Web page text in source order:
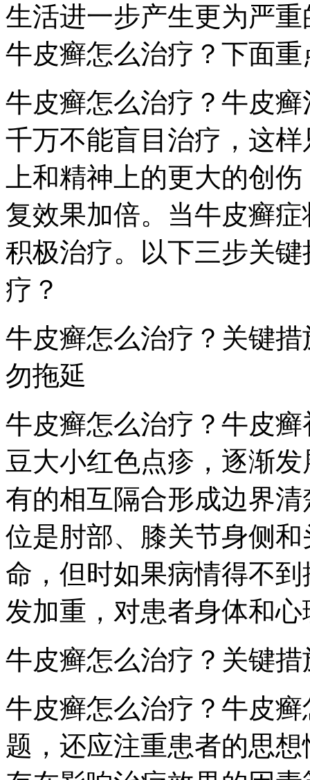
生活进一步产生更为严
牛皮癣怎么治疗？下面
牛皮癣怎么治疗？牛皮
千万不能盲目治疗，这
上和精神上的更大的创
复效果加倍。当牛皮癣
积极治疗。以下三步关
疗？
牛皮癣怎么治疗？关键
勿拖延
牛皮癣怎么治疗？牛皮
豆大小红色点疹，逐渐
有的相互隔合形成边界
位是肘部、膝关节身侧
命，但时如果病情得不
发加重，对患者身体和
牛皮癣怎么治疗？关键
牛皮癣怎么治疗？牛皮
题，还应注重患者的思